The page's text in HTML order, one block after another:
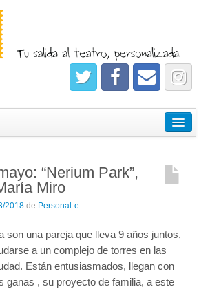
“Nerium Park”,
Miro
2018 de Personal-e
son una pareja que lleva 9 años juntos,
a un complejo de torres en las
Están entusiasmados, llegan con
ganas , su proyecto de familia, a este